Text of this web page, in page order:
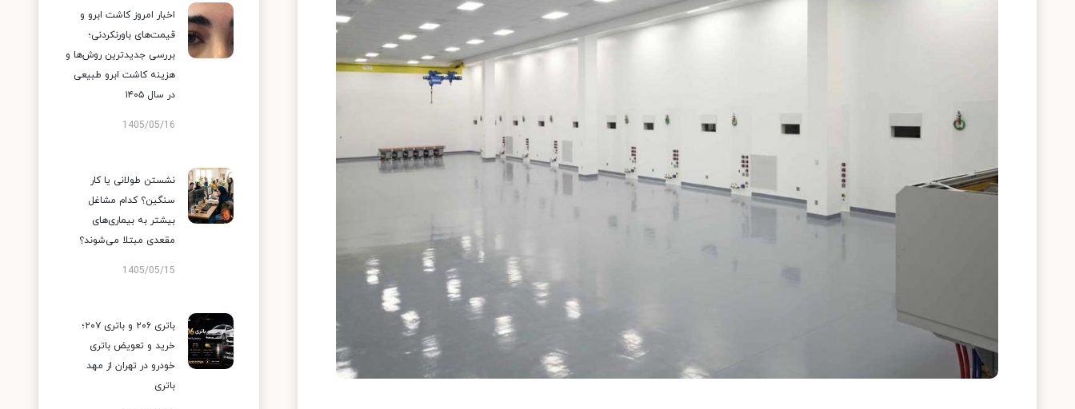
اخبار امروز کاشت ابرو و
قیمت‌های باورنکردنی؛
بررسی جدیدترین روش‌ها و
هزینه کاشت ابرو طبیعی
در سال ۱۴۰۵
1405/05/16
نشستن طولانی یا کار
سنگین؟ کدام مشاغل
بیشتر به بیماری‌های
مقعدی مبتلا می‌شوند؟
1405/05/15
باتری ۲۰۶ و باتری ۲۰۷؛
خرید و تعویض باتری
خودرو در تهران از مهد
باتری